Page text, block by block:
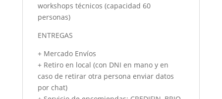
workshops técnicos (capacidad 60
personas)
ENTREGAS
+ Mercado Envíos
+ Retiro en local (con DNI en mano y en
caso de retirar otra persona enviar datos
por chat)